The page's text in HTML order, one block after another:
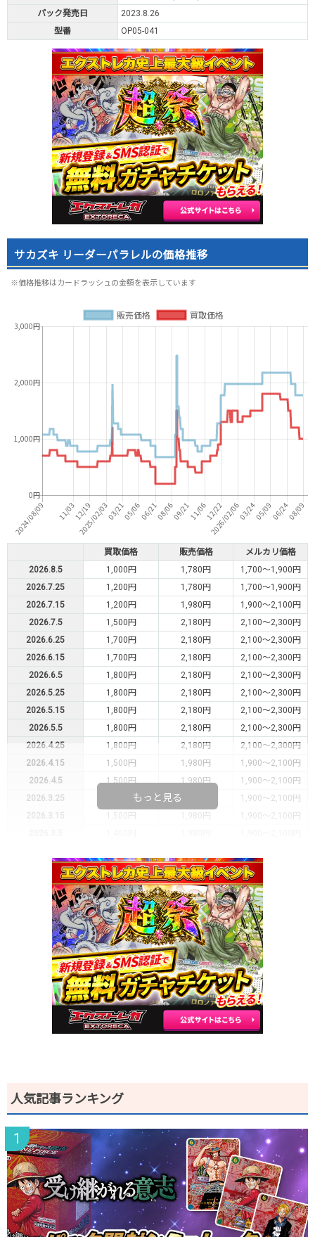
パック発売日
2023.8.26
型番
OP05-041
サカズキ リーダーパラレルの価格推移
※価格推移はカードラッシュの金額を表示しています
買取価格 販売価格
メルカリ価格
2026.8.5
1,000円 1,780円
1,700～1,900円
2026.7.25
1,200円 1,780円
1,700～1,900円
2026.7.15
1,200円 1,980円
1,900～2,100円
2026.7.5
1,500円 2,180円
2,100～2,300円
2026.6.25
1,700円 2,180円
2,100～2,300円
2026.6.15
1,700円 2,180円
2,100～2,300円
2026.6.5
1,800円 2,180円
2,100～2,300円
2026.5.25
1,800円 2,180円
2,100～2,300円
2026.5.15
1,800円 2,180円
2,100～2,300円
2026.5.5
1,800円 2,180円
2,100～2,300円
2026.4.25
1,800円 2,180円
2,100～2,300円
2026.4.15
1,500円 1,980円
1,900～2,100円
2026.4.5
1,500円 1,980円
1,900～2,100円
2026.3.25
1,500円
1,900～2,100円
2026.3.15
1,500円 1,980円
1,900～2,100円
2026.2.15
1,300円 1,980円
1,900～2,100円
2026.2.5
1,500円 1,980円
1,900～2,100円
2026.1.25
1,500円 1,980円
1,900～2,100円
2026.1.15
1,500円 1,980円
1,900～2,100円
2026.1.5
1,300円 1,980円
1,900～2,100円
2025.12.25
1,300円 1,780円
1,700～1,900円
2025.12.15
900円 1,280円
1,200～1,400円
2025.12.5
700円 980円
900～1,000円
700円 980円
900～1,000円
600円 880円
800～900円
もっと見る
人気記事ランキング